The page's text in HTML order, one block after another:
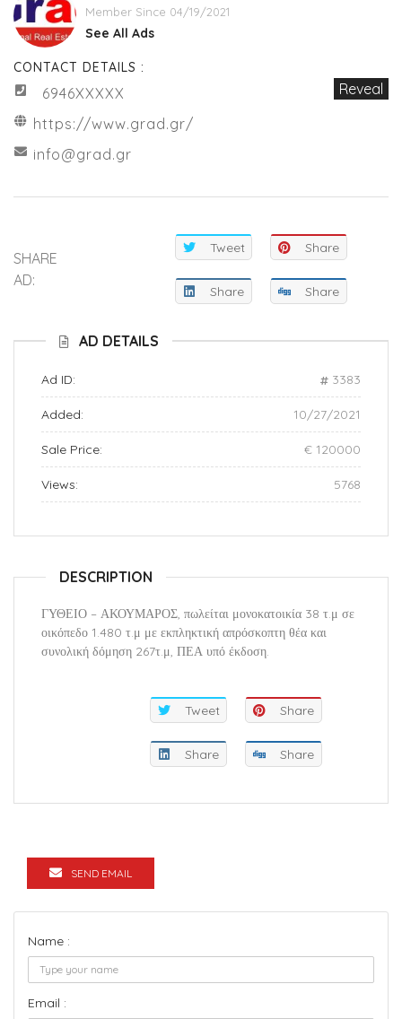
Member Since 04/19/2021
See All Ads
CONTACT DETAILS :
6946XXXXX
Reveal
https://www.grad.gr/
info@grad.gr
SHARE
AD:
Tweet Share
Share Share
AD DETAILS
Ad ID: 3383
Added: 10/27/2021
Sale Price: € 120000
Views: 5768
DESCRIPTION
ΓΥΘΕΙΟ – ΑΚΟΥΜΑΡΟΣ, πωλείται μονοκατοικία 38 τ.μ σε
οικόπεδο 1.480 τ.μ με εκπληκτική απρόσκοπτη θέα και
συνολική δόμηση 267τ.μ, ΠΕΑ υπό έκδοση.
Tweet Share
Share Share
SEND EMAIL
Name :
Email :